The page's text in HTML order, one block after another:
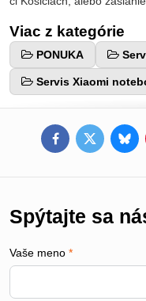
Viac z kategórie
PONUKA
Servis Xiaomi
FacebookTwitter
Spýtajte sa
Vaše meno *